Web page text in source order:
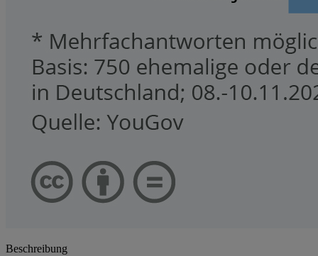
Beschreibung